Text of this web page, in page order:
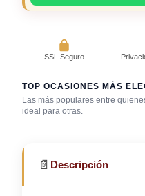
SSL Seguro
TOP OCASIONES MÁS
Las más populares entre
ideal para otras.
Playa
📄 Descripción